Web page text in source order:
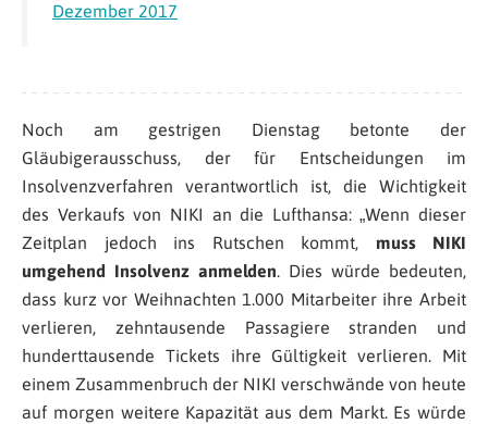
Dezember 2017
Noch am gestrigen Dienstag betonte der
Gläubigerausschuss, der für Entscheidungen im
Insolvenzverfahren verantwortlich ist, die Wichtigkeit
des Verkaufs von NIKI an die Lufthansa: „Wenn dieser
Zeitplan jedoch ins Rutschen kommt, muss NIKI
umgehend Insolvenz anmelden. Dies würde bedeuten,
dass kurz vor Weihnachten 1.000 Mitarbeiter ihre Arbeit
verlieren, zehntausende Passagiere stranden und
hunderttausende Tickets ihre Gültigkeit verlieren. Mit
einem Zusammenbruch der NIKI verschwände von heute
auf morgen weitere Kapazität aus dem Markt. Es würde